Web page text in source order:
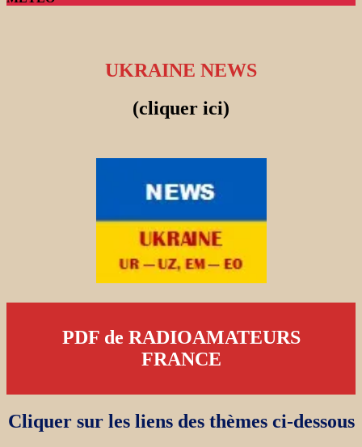
UKRAINE NEWS
(cliquer ici)
PDF de RADIOAMATEURS
FRANCE
Cliquer sur les liens des thèmes ci-dessous